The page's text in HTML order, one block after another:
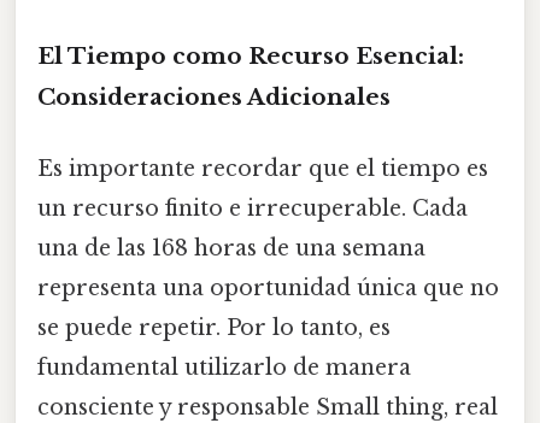
El Tiempo como Recurso Esencial:
Consideraciones Adicionales
Es importante recordar que el tiempo es
un recurso finito e irrecuperable. Cada
una de las 168 horas de una semana
representa una oportunidad única que no
se puede repetir. Por lo tanto, es
fundamental utilizarlo de manera
consciente y responsable Small thing, real